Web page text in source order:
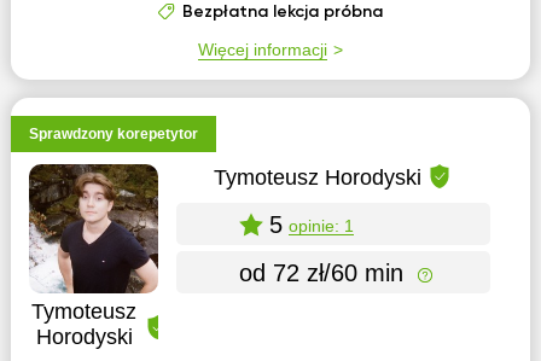
Bezpłatna lekcja próbna
Więcej informacji
Sprawdzony korepetytor
Tymoteusz
Horodyski
Tymoteusz Horodyski
5 opinie: 1
od 72 zł/60 min